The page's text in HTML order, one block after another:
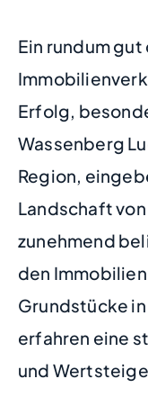
Ein rundum
Erfolg,
Wassenberg
Region,
Landschaft
zunehmend
den
Grundstücke
erfahren eine
und